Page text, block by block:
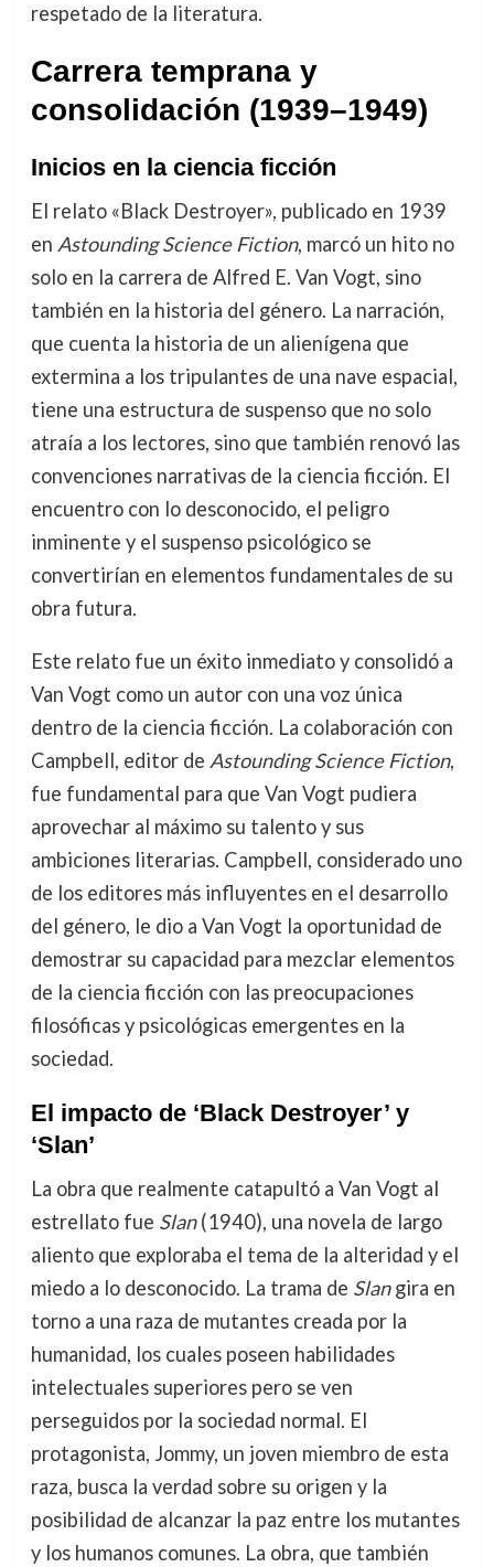
respetado de la literatura.
Carrera temprana y
consolidación (1939–1949)
Inicios en la ciencia ficción
El relato «Black Destroyer», publicado en 1939
en Astounding Science Fiction, marcó un hito no
solo en la carrera de Alfred E. Van Vogt, sino
también en la historia del género. La narración,
que cuenta la historia de un alienígena que
extermina a los tripulantes de una nave espacial,
tiene una estructura de suspenso que no solo
atraía a los lectores, sino que también renovó las
convenciones narrativas de la ciencia ficción. El
encuentro con lo desconocido, el peligro
inminente y el suspenso psicológico se
convertirían en elementos fundamentales de su
obra futura.
Este relato fue un éxito inmediato y consolidó a
Van Vogt como un autor con una voz única
dentro de la ciencia ficción. La colaboración con
Campbell, editor de Astounding Science Fiction,
fue fundamental para que Van Vogt pudiera
aprovechar al máximo su talento y sus
ambiciones literarias. Campbell, considerado uno
de los editores más influyentes en el desarrollo
del género, le dio a Van Vogt la oportunidad de
demostrar su capacidad para mezclar elementos
de la ciencia ficción con las preocupaciones
filosóficas y psicológicas emergentes en la
sociedad.
El impacto de ‘Black Destroyer’ y
‘Slan’
La obra que realmente catapultó a Van Vogt al
estrellato fue Slan(1940), una novela de largo
aliento que exploraba el tema de la alteridad y el
miedo a lo desconocido. La trama de Slangira en
torno a una raza de mutantes creada por la
humanidad, los cuales poseen habilidades
intelectuales superiores pero se ven
perseguidos por la sociedad normal. El
protagonista, Jommy, un joven miembro de esta
raza, busca la verdad sobre su origen y la
posibilidad de alcanzar la paz entre los mutantes
y los humanos comunes. La obra, que también